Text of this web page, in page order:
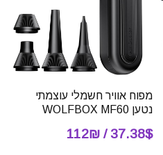
מפוח אוויר חשמלי עוצמתי
נטען WOLFBOX MF60
37.38$ / 112₪